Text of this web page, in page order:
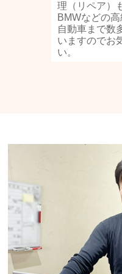
理（リペア）
BMWなどの
自動車まで数
いますのでお
い。